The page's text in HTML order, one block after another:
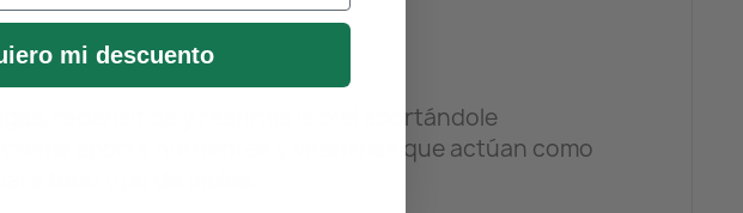
redensifica y reafirma la piel aportándole
aporta nutrientes y vitaminas que actúan como
todo tipo de pieles.
mi descuento